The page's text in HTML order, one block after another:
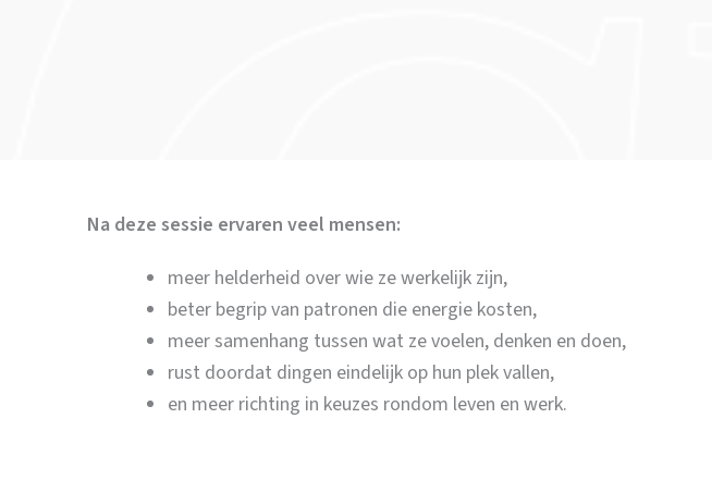
Na deze sessie ervaren veel mensen:
meer helderheid over wie ze werkelijk zijn,
beter begrip van patronen die energie kosten,
meer samenhang tussen wat ze voelen, denken en doen,
rust doordat dingen eindelijk op hun plek vallen,
en meer richting in keuzes rondom leven en werk.